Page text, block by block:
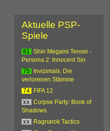
Aktuelle PSP-
Spiele
81
Shin Megami Tensei -
Persona 2: Innocent Sin
75
Invizimals: Die
verlorenen Stämme
74
FIFA 12
xx
Corpse Party: Book of
Shadows
xx
Ragnarok Tactics